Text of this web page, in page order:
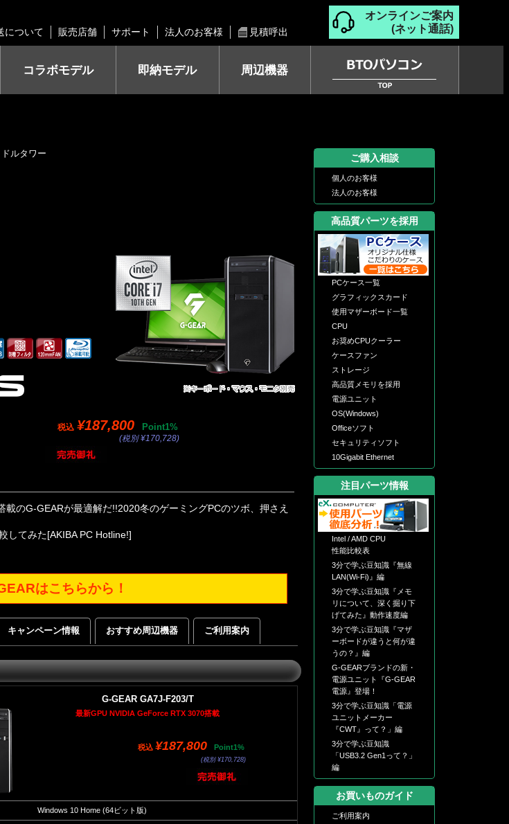
について 販売店舗 サポート 法人のお客様 見積呼出
オンラインご案内
(ネット通話)
コラボモデル 即納モデル 周辺機器
ルタワー
税込 ¥187,800 Point1%
(税別 ¥170,728)
のG-GEARが最適解だ!!2020冬のゲーミングPCのツボ、押さえ
してみた[AKIBA PC Hotline!]
はこちらから！
キャンペーン情報 おすすめ周辺機器 ご利用案内
G-GEAR GA7J-F203/T
最新GPU NVIDIA GeForce RTX 3070搭載
税込 ¥187,800 Point1%
(税別 ¥170,728)
Windows 10 Home (64ビット版)
ご購入相談
個人のお客様
法人のお客様
高品質パーツを採用
PCケース一覧
グラフィックスカード
使用マザーボード一覧
CPU
お奨めCPUクーラー
ケースファン
ストレージ
高品質メモリを採用
電源ユニット
OS(Windows)
Officeソフト
セキュリティソフト
10Gigabit Ethernet
注目パーツ情報
Intel / AMD CPU
性能比較表
3分で学ぶ豆知識『無線
LAN(Wi-Fi)』編
3分で学ぶ豆知識『メモ
リについて、深く掘り下
げてみた』動作速度編
3分で学ぶ豆知識『マザ
ーボードが違うと何が違
うの？』編
G-GEARブランドの新・
電源ユニット『G-GEAR
電源』登場！
3分で学ぶ豆知識「電源
ユニットメーカー
『CWT』って？」編
3分で学ぶ豆知識
「USB3.2 Gen1って？」
編
お買いものガイド
ご利用案内